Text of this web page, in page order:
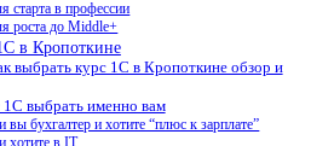
старта в профессии
роста до Middle+
в Кропоткине
выбрать курс 1С в Кропоткине обзор и
1С выбрать именно вам
вы бухгалтер и хотите “плюс к зарплате”